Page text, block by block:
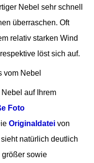
Nebel sehr schnell
überraschen. Oft
relativ starken Wind
löst sich auf.
auf Ihrem
Foto
Originaldatei von
natürlich deutlich
größer sowie